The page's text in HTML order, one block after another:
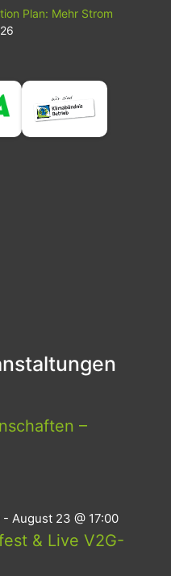
Plan: Mehr Strom
–
- August 23 @ 17:00
& Live V2G-